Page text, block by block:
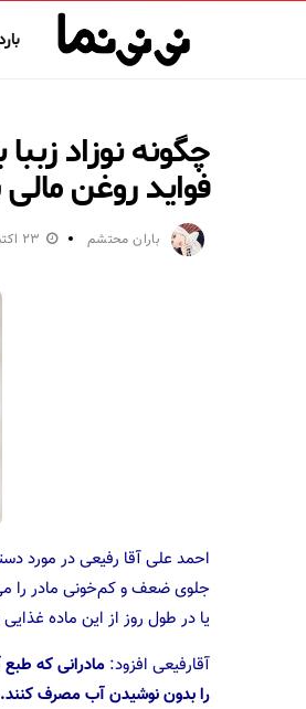
چگونه نوزاد
فواید روغن
باران محتشم 23 اکتبر 2016
احمد علی آقا رفیعی در مورد
جلوی ضعف و کم‌خونی مادر را
یا در طول روز از این ماده
آقارفیعی افزود:مادرانی که
را بدون نوشیدن آب مصرف کنند.